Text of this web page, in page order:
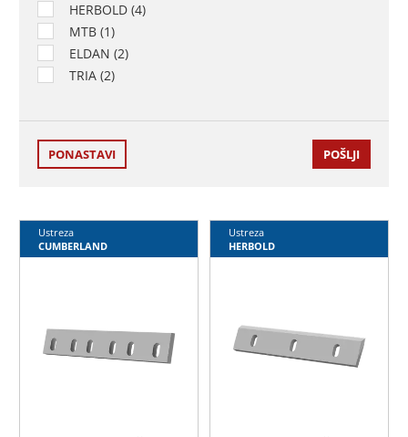
HERBOLD (4)
MTB (1)
ELDAN (2)
TRIA (2)
Ustreza
CUMBERLAND
Ustreza
HERBOLD